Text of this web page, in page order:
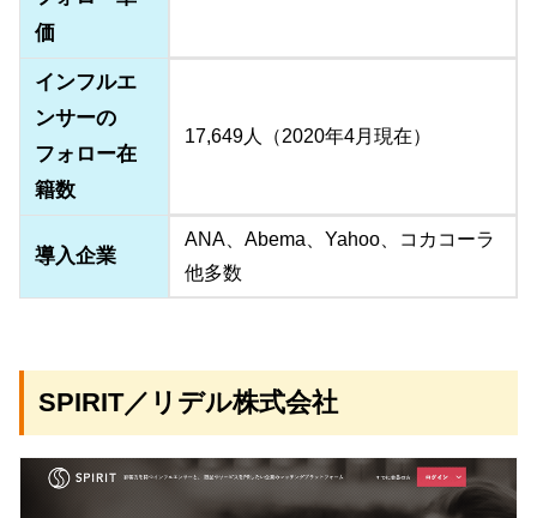
価
インフルエ
ンサーの
フォロー在
籍数
17,649人（2020年4月現在）
導入企業
ANA、Abema、Yahoo、コカコーラ
他多数
SPIRIT／リデル株式会社